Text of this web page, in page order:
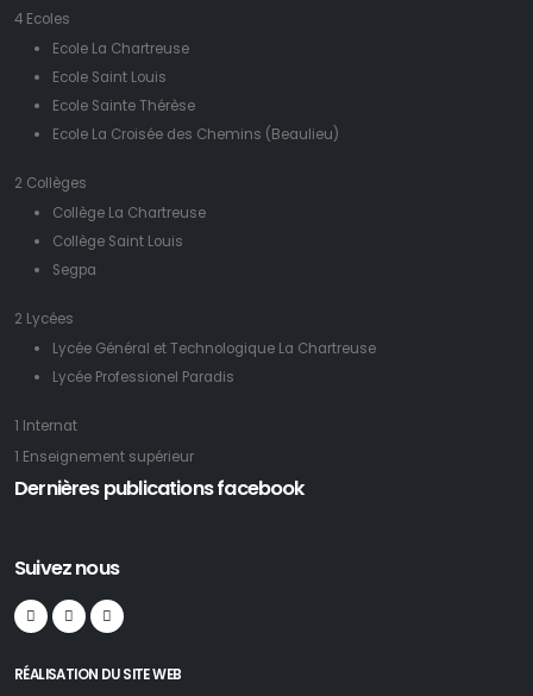
4 Ecoles
Ecole La Chartreuse
Ecole Saint Louis
Ecole Sainte Thérèse
Ecole La Croisée des Chemins (Beaulieu)
2 Collèges
Collège La Chartreuse
Collège Saint Louis
Segpa
2 Lycées
Lycée Général et Technologique La Chartreuse
Lycée Professionel Paradis
1 Internat
1 Enseignement supérieur
Dernières publications facebook
Suivez nous
RÉALISATION DU SITE WEB